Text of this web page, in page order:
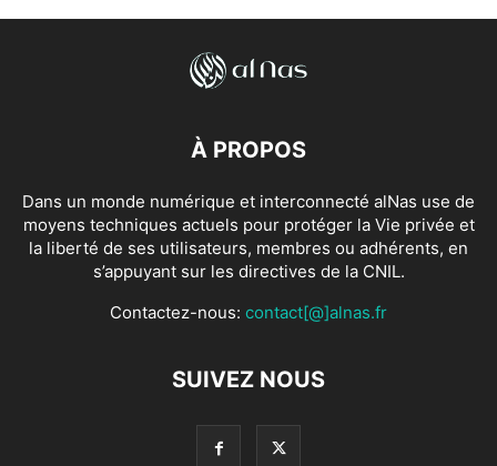
À PROPOS
Dans un monde numérique et interconnecté alNas use de
moyens techniques actuels pour protéger la Vie privée et
la liberté de ses utilisateurs, membres ou adhérents, en
s’appuyant sur les directives de la CNIL.
Contactez-nous: contact[@]alnas.fr
SUIVEZ NOUS